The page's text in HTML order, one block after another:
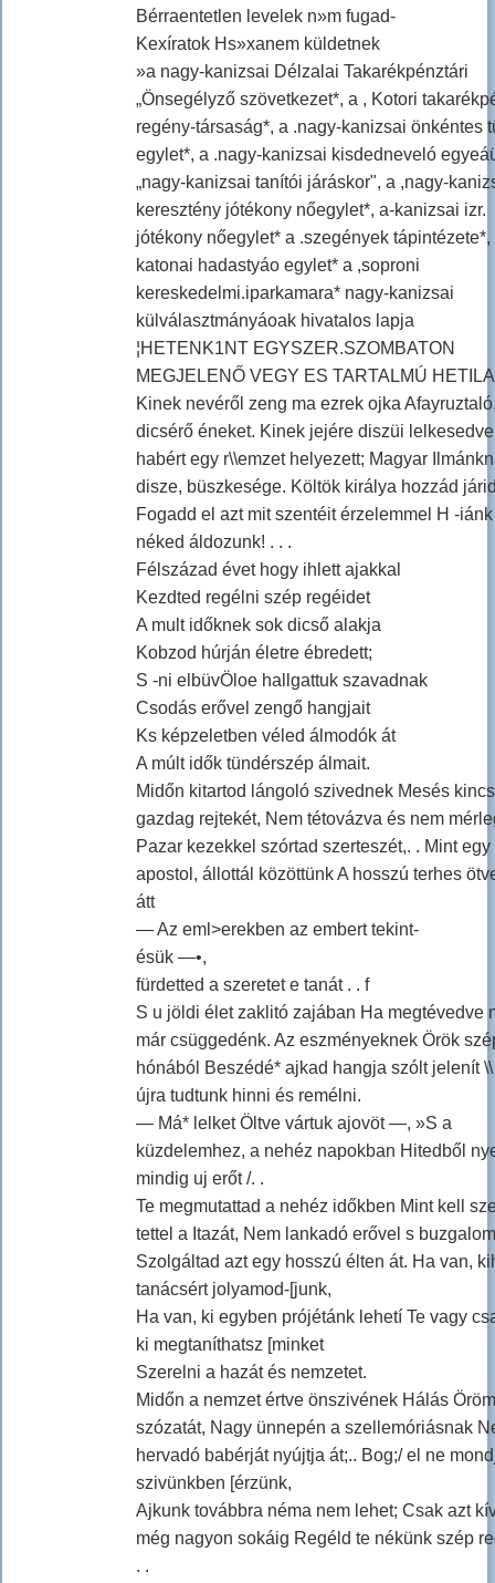
Bérraentetlen levelek n»m fugad-
Kexíratok Hs»xanem küldetnek
»a nagy-kanizsai Délzalai Takarékpénztári
„Önsegélyző szövetkezet*, a , Kotori
regény-társaság*, a .nagy-kanizsai önkéntes
egylet*, a .nagy-kanizsai kisdedneveló
„nagy-kanizsai tanítói járáskor", a ,nagy-
keresztény jótékony nőegylet*, a-kanizsai izr.
jótékony nőegylet* a .szegények tápintézete*,
katonai hadastyáo egylet* a ,soproni
kereskedelmi.iparkamara* nagy-kanizsai
külválasztmányáoak hivatalos lapja
¦HETENK1NT EGYSZER.SZOMBATON
MEGJELENŐ VEGY ES TARTALMÚ
Kinek nevéről zeng ma ezrek ojka
dicsérő éneket. Kinek jejére diszüi
habért egy r\\emzet helyezett; Magyar
disze, büszkesége. Költök királya hozzád
Fogadd el azt mit szentéit érzelemmel H -
néked áldozunk! . . .
Félszázad évet hogy ihlett ajakkal
Kezdted regélni szép regéidet
A mult időknek sok dicső alakja
Kobzod húrján életre ébredett;
S -ni elbüvÖloe hallgattuk szavadnak
Csodás erővel zengő hangjait
Ks képzeletben véled álmodók át
A múlt idők tündérszép álmait.
Midőn kitartod lángoló szivednek Mesés
gazdag rejtekét, Nem tétovázva és nem
Pazar kezekkel szórtad szerteszét,. . Mint egy
apostol, állottál közöttünk A hosszú terhes
átt
— Az eml>erekben az embert tekint-
ésük —•,
fürdetted a szeretet e tanát . . f
S u jöldi élet zaklitó zajában Ha megtévedve
már csüggedénk. Az eszményeknek Örök
hónából Beszédé* ajkad hangja szólt jelenít
újra tudtunk hinni és remélni.
— Má* lelket Öltve vártuk ajovöt —, »S a
küzdelemhez, a nehéz napokban Hitedből
mindig uj erőt /. .
Te megmutattad a nehéz időkben Mint kell
tettel a Itazát, Nem lankadó erővel s
Szolgáltad azt egy hosszú élten át. Ha van,
tanácsért jolyamod-[junk,
Ha van, ki egyben prójétánk lehetí Te vagy
ki megtaníthatsz [minket
Szerelni a hazát és nemzetet.
Midőn a nemzet értve önszivének Hálás
szózatát, Nagy ünnepén a szellemóriásnak
hervadó babérját nyújtja át;.. Bog;/ el ne
szivünkben [érzünk,
Ajkunk továbbra néma nem lehet; Csak azt
még nagyon sokáig Regéld te nékünk szép
. .